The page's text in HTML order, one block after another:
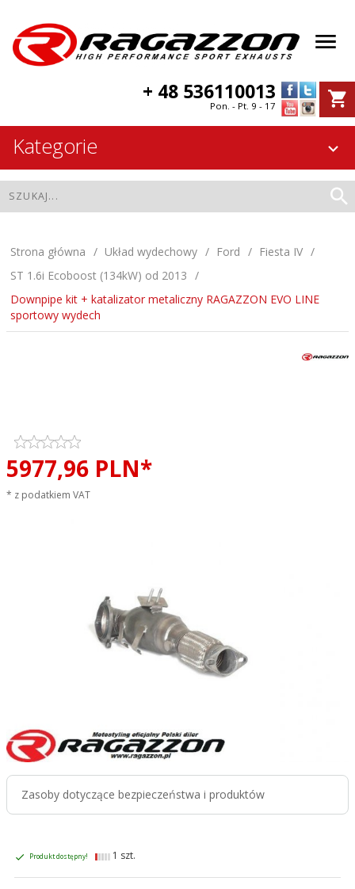
+ 48 536110013
Pon. - Pt. 9 - 17
Kategorie
Strona główna Układ wydechowy Ford
Fiesta IV
ST 1.6i Ecoboost (134kW) od 2013
Downpipe kit + katalizator metaliczny RAGAZZON EVO LINE
sportowy wydech
5977,96 PLN*
* z podatkiem VAT
Zasoby dotyczące bezpieczeństwa i produktów
Produkt dostępny! 1 szt.